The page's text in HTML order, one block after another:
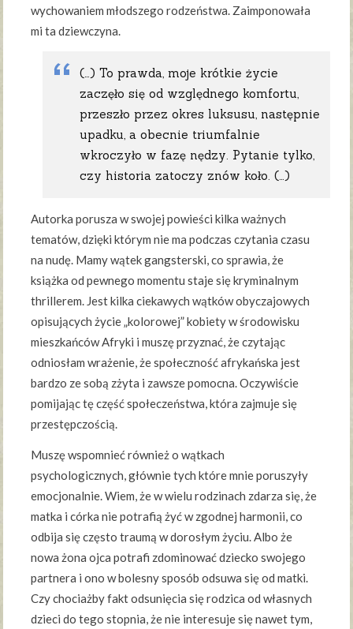
wychowaniem młodszego rodzeństwa. Zaimponowała
mi ta dziewczyna.
(…) To prawda, moje krótkie życie
zaczęło się od względnego komfortu,
przeszło przez okres luksusu, następnie
upadku, a obecnie triumfalnie
wkroczyło w fazę nędzy. Pytanie tylko,
czy historia zatoczy znów koło. (…)
Autorka porusza w swojej powieści kilka ważnych
tematów, dzięki którym nie ma podczas czytania czasu
na nudę. Mamy wątek gangsterski, co sprawia, że
książka od pewnego momentu staje się kryminalnym
thrillerem. Jest kilka ciekawych wątków obyczajowych
opisujących życie „kolorowej” kobiety w środowisku
mieszkańców Afryki i muszę przyznać, że czytając
odniosłam wrażenie, że społeczność afrykańska jest
bardzo ze sobą zżyta i zawsze pomocna. Oczywiście
pomijając tę część społeczeństwa, która zajmuje się
przestępczością.
Muszę wspomnieć również o wątkach
psychologicznych, głównie tych które mnie poruszyły
emocjonalnie. Wiem, że w wielu rodzinach zdarza się, że
matka i córka nie potrafią żyć w zgodnej harmonii, co
odbija się często traumą w dorosłym życiu. Albo że
nowa żona ojca potrafi zdominować dziecko swojego
partnera i ono w bolesny sposób odsuwa się od matki.
Czy chociażby fakt odsunięcia się rodzica od własnych
dzieci do tego stopnia, że nie interesuje się nawet tym,